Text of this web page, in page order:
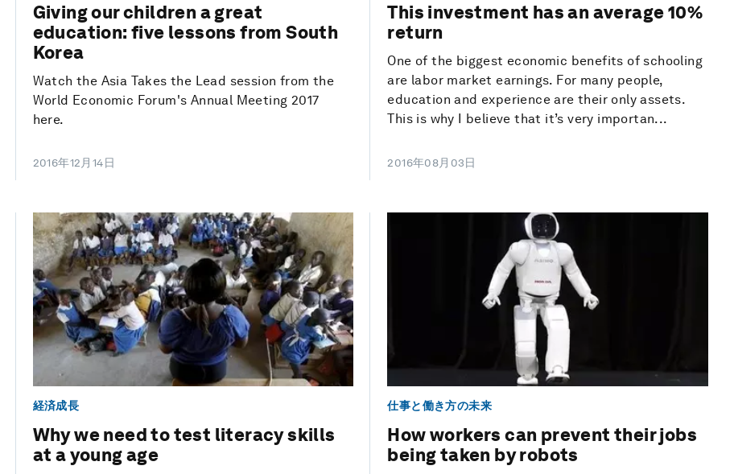
Giving our children a great
education: five lessons from South
Korea
Watch the Asia Takes the Lead session from the
World Economic Forum's Annual Meeting 2017
here.
2016年12月14日
This investment has an average 10%
return
One of the biggest economic benefits of schooling
are labor market earnings. For many people,
education and experience are their only assets.
This is why I believe that it’s very importan...
2016年08月03日
経済成長
Why we need to test literacy skills
at a young age
仕事と働き方の未来
How workers can prevent their jobs
being taken by robots